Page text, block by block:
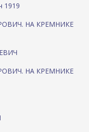
1919
НА КРЕМНИКЕ
НА КРЕМНИКЕ